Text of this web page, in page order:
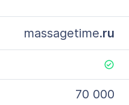
massagetime.ru
70 000